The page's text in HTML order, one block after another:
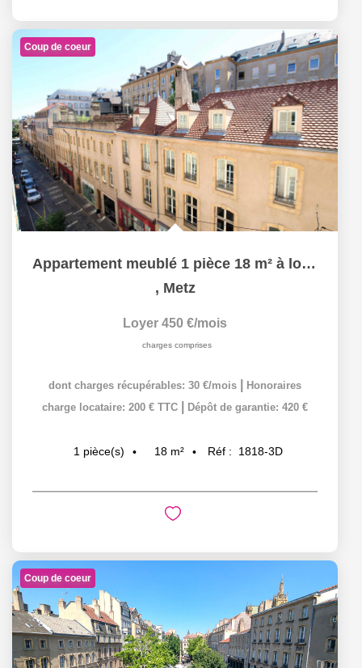
Coup de coeur
Appartement meublé 1 pièce 18 m² à louer à METZ hypercentre
, Metz
Loyer 450 €/mois
charges comprises
dont charges récupérables: 30 €/mois
Honoraires
charge locataire: 200 € TTC
Dépôt de garantie: 420 €
1 pièce(s) 18 m² Réf : 1818-3D
Coup de coeur